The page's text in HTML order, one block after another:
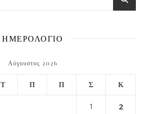
ΗΜΕΡΟΛΟΓΙΟ
Αύγουστος 2026
Τ Π Π Σ Κ
1 2